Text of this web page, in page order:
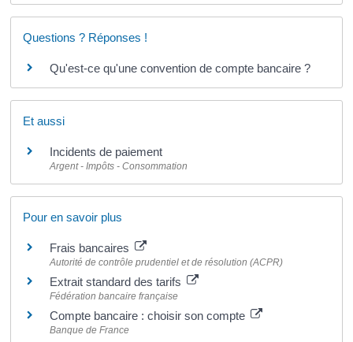
Questions ? Réponses !
Qu'est-ce qu'une convention de compte bancaire ?
Et aussi
Incidents de paiement
Argent - Impôts - Consommation
Pour en savoir plus
Frais bancaires
Autorité de contrôle prudentiel et de résolution (ACPR)
Extrait standard des tarifs
Fédération bancaire française
Compte bancaire : choisir son compte
Banque de France